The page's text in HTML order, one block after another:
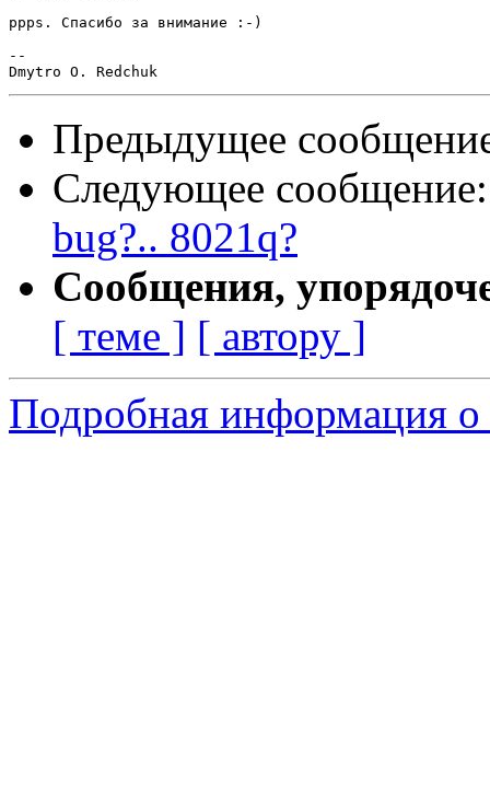
ppps. Спасибо за внимание :-)
--
Предыдущее
Следующее
bug?.. 8021q?
Сообщения,
[ теме ] [ автору ]
Подробная информация о